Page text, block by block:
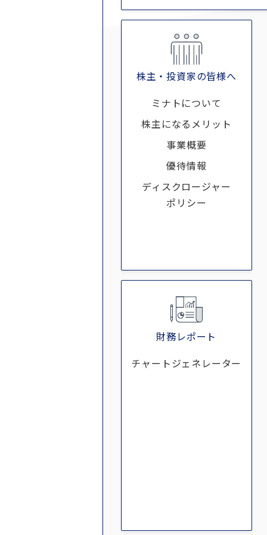
株主・投資家の皆様へ
ミナトについて
株主になるメリット
事業概要
優待情報
ディスクロージャー
ポリシー
財務レポート
チャートジェネレーター